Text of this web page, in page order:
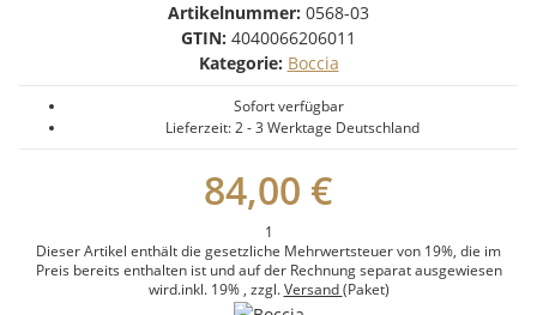
Artikelnummer: 0568-03
GTIN: 4040066206011
Kategorie: Boccia
Sofort verfügbar
Lieferzeit:2 - 3 Werktage Deutschland
84,00 €
1
Dieser Artikel enthält die gesetzliche Mehrwertsteuer von 19%, die im
Preis bereits enthalten ist und auf der Rechnung separat ausgewiesen
wird.inkl. 19%, zzgl.Versand(Paket)